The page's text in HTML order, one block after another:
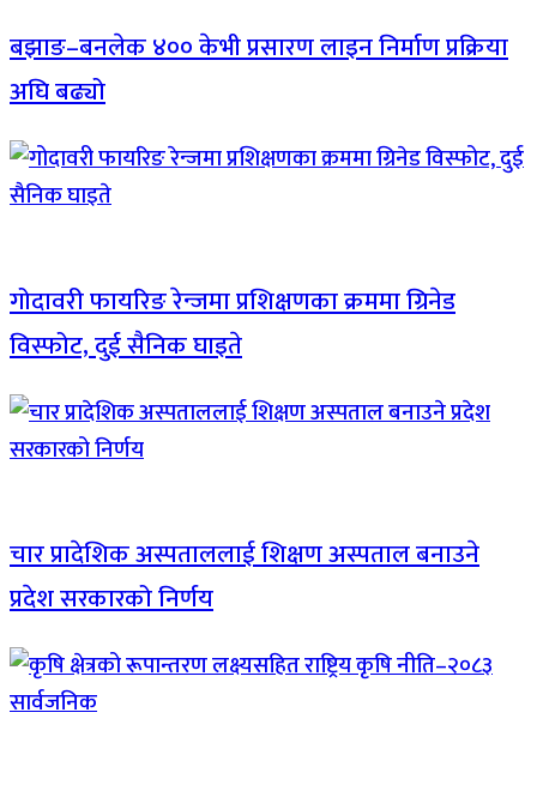
बझाङ–बनलेक ४०० केभी प्रसारण लाइन निर्माण प्रक्रिया
अघि बढ्यो
गोदावरी फायरिङ रेन्जमा प्रशिक्षणका क्रममा ग्रिनेड
विस्फोट, दुई सैनिक घाइते
चार प्रादेशिक अस्पताललाई शिक्षण अस्पताल बनाउने
प्रदेश सरकारको निर्णय